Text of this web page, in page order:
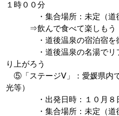
１時００分
・集合場所：未定（道後
⇒飲んで食べて楽しもう
・道後温泉の宿泊宿を御
・道後温泉の名湯でリフ
り上がろう
⑤「ステージⅤ」：愛媛県内
光等）
・出発日時：１０月８日
・集合場所：未定（道後